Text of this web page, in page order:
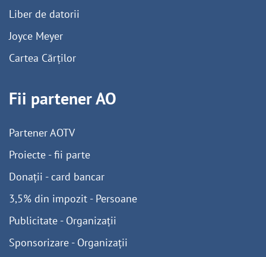
Liber de datorii
Joyce Meyer
Cartea Cărților
Fii partener AO
Partener AOTV
Proiecte - fii parte
Donații - card bancar
3,5% din impozit - Persoane
Publicitate - Organizații
Sponsorizare - Organizații